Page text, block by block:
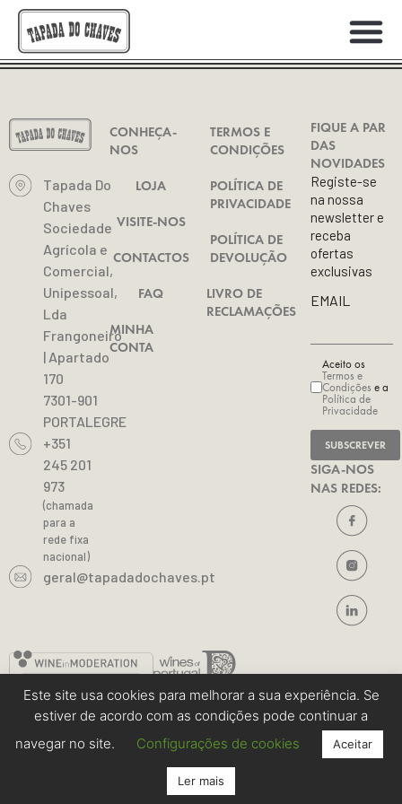
IN VINO VERITAS
Tapada Do
Chaves
Sociedade
Agrícola e
Comercial,
Unipessoal,
Lda
Frangoneiro
| Apartado
170
7301-901
PORTALEGRE
+351
245 201
973
(chamada
para a
rede fixa
nacional)
geral@tapadadochaves.pt
CONHEÇA-
NOS
LOJA
VISITE-NOS
CONTACTOS
FAQ
MINHA
CONTA
TERMOS E
CONDIÇÕES
POLÍTICA DE
PRIVACIDADE
POLÍTICA DE
DEVOLUÇÃO
LIVRO DE
RECLAMAÇÕES
FIQUE A PAR
DAS
NOVIDADES
Registe-se
na nossa
newsletter e
receba
ofertas
exclusivas
EMAIL
Aceito os
Termos e
Condições e a
Política de
Privacidade
SIGA-NOS
NAS REDES:
Tapada do Chaves © 2025 Todos os direitos reservados |
Made bysalesgroup.pt
Este site usa cookies para melhorar a sua experiência. Se
estiver de acordo com as condições pode continuar a
navegar no site.
Configurações de cookies Aceitar
Ler mais